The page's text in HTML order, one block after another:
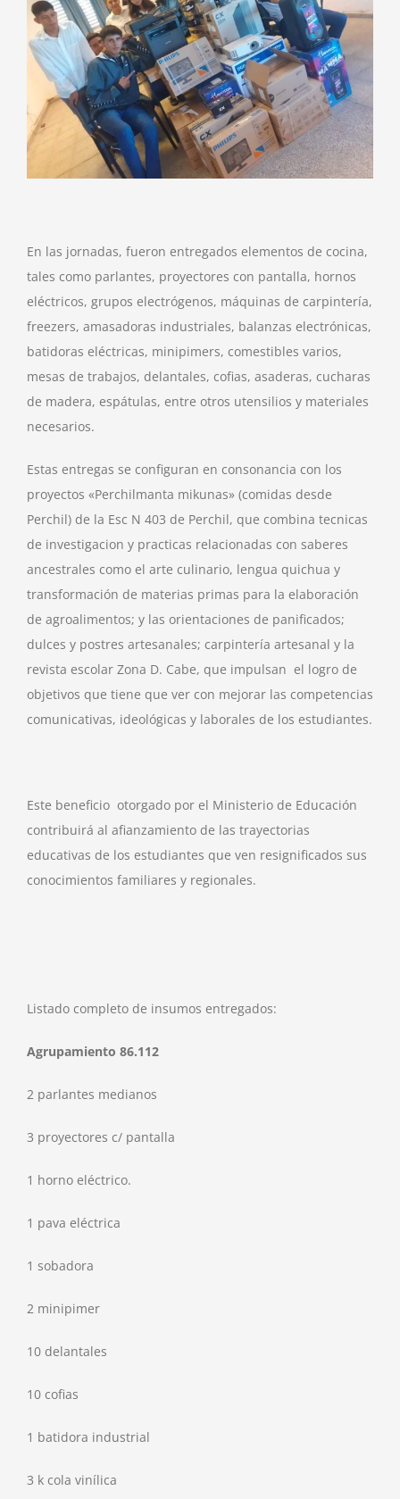
En las jornadas, fueron entregados elementos de cocina,
tales como parlantes, proyectores con pantalla, hornos
eléctricos, grupos electrógenos, máquinas de carpintería,
freezers, amasadoras industriales, balanzas electrónicas,
batidoras eléctricas, minipimers, comestibles varios,
mesas de trabajos, delantales, cofias, asaderas, cucharas
de madera, espátulas, entre otros utensilios y materiales
necesarios.
Estas entregas se configuran en consonancia con los
proyectos «Perchilmanta mikunas» (comidas desde
Perchil) de la Esc N 403 de Perchil, que combina tecnicas
de investigacion y practicas relacionadas con saberes
ancestrales como el arte culinario, lengua quichua y
transformación de materias primas para la elaboración
de agroalimentos; y las orientaciones de panificados;
dulces y postres artesanales; carpintería artesanal y la
revista escolar Zona D. Cabe, que impulsan el logro de
objetivos que tiene que ver con mejorar las competencias
comunicativas, ideológicas y laborales de los estudiantes.
Este beneficio otorgado por el Ministerio de Educación
contribuirá al afianzamiento de las trayectorias
educativas de los estudiantes que ven resignificados sus
conocimientos familiares y regionales.
Listado completo de insumos entregados:
Agrupamiento 86.112
2 parlantes medianos
3 proyectores c/ pantalla
1 horno eléctrico.
1 pava eléctrica
1 sobadora
2 minipimer
10 delantales
10 cofias
1 batidora industrial
3 k cola vinílica